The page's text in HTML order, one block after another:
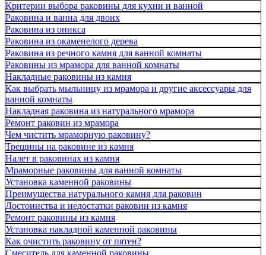
Критерии выбора раковины для кухни и ванной
Раковина и ванна для двоих
Раковина из оникса
Раковина из окаменелого дерева
Раковина из речного камня для ванной комнаты
Раковины из мрамора для ванной комнаты
Накладные раковины из камня
Как выбрать мыльницу из мрамора и другие аксессуары для
ванной комнаты
Накладная раковина из натурального мрамора
Ремонт раковин из мрамора
Чем чистить мраморную раковину?
Трещины на раковине из камня
Налет в раковинах из камня
Мраморные раковины для ванной комнаты
Установка каменной раковины
Преимущества натурального камня для раковин
Достоинства и недостатки раковин из камня
Ремонт раковины из камня
Установка накладной каменной раковины
Как очистить раковину от пятен?
Смеситель для каменной раковины